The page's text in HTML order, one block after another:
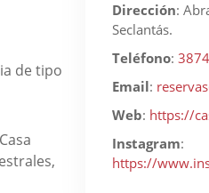
de tipo
Dirección:
Seclantás.
Teléfono:
Email:
Web: https://
Instagram:
https://